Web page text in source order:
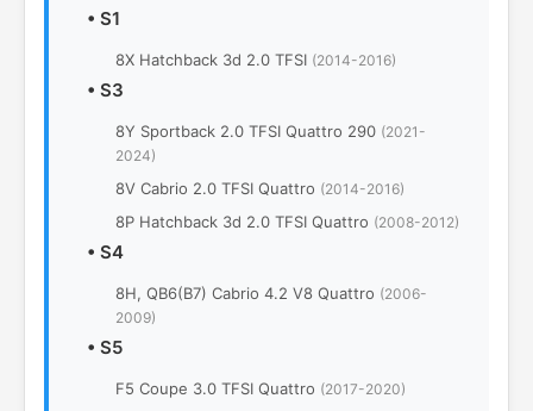
• S1
8X Hatchback 3d 2.0 TFSI (2014-2016)
• S3
8Y Sportback 2.0 TFSI Quattro 290 (2021-
2024)
8V Cabrio 2.0 TFSI Quattro (2014-2016)
8P Hatchback 3d 2.0 TFSI Quattro (2008-2012)
• S4
8H, QB6(B7) Cabrio 4.2 V8 Quattro (2006-
2009)
• S5
F5 Coupe 3.0 TFSI Quattro (2017-2020)